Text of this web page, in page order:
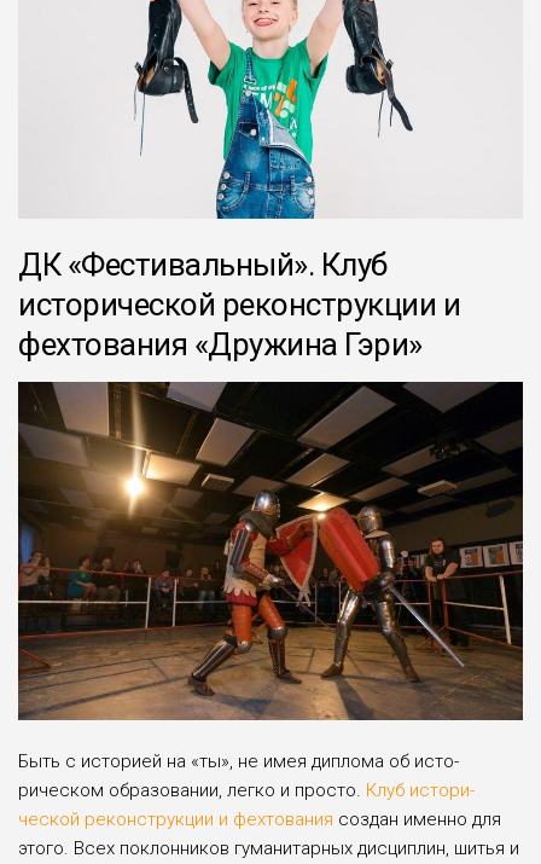
ДК «Фестивальный». Клуб
исторической реконструкции и
фехтования «Дружина Гэри»
Быть с историей на «ты», не имея диплома об исто­
рическом образовании, легко и просто. Клуб истори­
ческой реконструкции и фехтования создан именно для
этого. Всех поклонников гуманитарных дисци­плин, шитья и